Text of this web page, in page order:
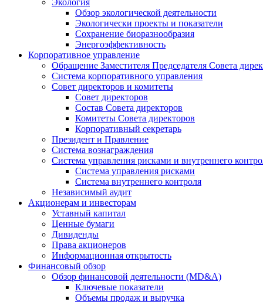
Экология
Обзор экологической деятельности
Экологически проекты и показатели
Сохранение биоразнообразия
Энергоэффективность
Корпоративное управление
Обращение Заместителя Председателя Совета
Система корпоративного управления
Совет директоров и комитеты
Совет директоров
Состав Совета директоров
Комитеты Совета директоров
Корпоративный секретарь
Президент и Правление
Система вознаграждения
Система управления рисками и внутреннего
Система управления рисками
Система внутреннего контроля
Независимый аудит
Акционерам и инвесторам
Уставный капитал
Ценные бумаги
Дивиденды
Права акционеров
Информационная открытость
Финансовый обзор
Обзор финансовой деятельности (MD&A)
Ключевые показатели
Объемы продаж и выручка